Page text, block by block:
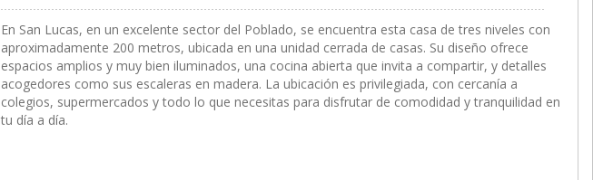
En San Lucas, en un excelente sector del Poblado, se encuentra esta casa de tres niveles con
aproximadamente 200 metros, ubicada en una unidad cerrada de casas. Su diseño ofrece
espacios amplios y muy bien iluminados, una cocina abierta que invita a compartir, y detalles
acogedores como sus escaleras en madera. La ubicación es privilegiada, con cercanía a
colegios, supermercados y todo lo que necesitas para disfrutar de comodidad y tranquilidad en
tu día a día.